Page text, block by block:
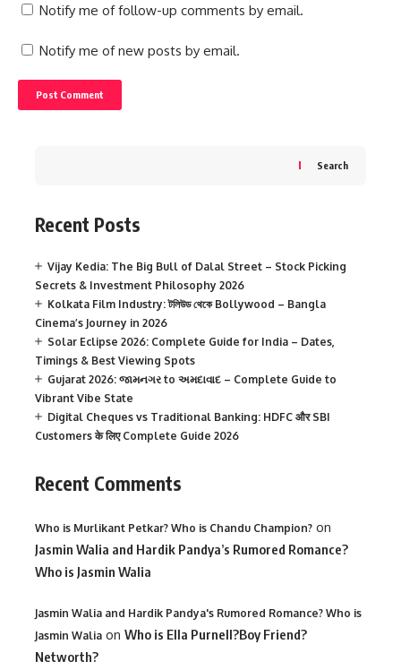
Notify me of follow-up comments by email.
Notify me of new posts by email.
Search
Recent Posts
Vijay Kedia: The Big Bull of Dalal Street – Stock Picking
Secrets & Investment Philosophy 2026
Kolkata Film Industry: টলিউড থেকে Bollywood – Bangla
Cinema’s Journey in 2026
Solar Eclipse 2026: Complete Guide for India – Dates,
Timings & Best Viewing Spots
Gujarat 2026: જામનગર to અમદાવાદ – Complete Guide to
Vibrant Vibe State
Digital Cheques vs Traditional Banking: HDFC और SBI
Customers के लिए Complete Guide 2026
Recent Comments
Who is Murlikant Petkar? Who is Chandu Champion? on
Jasmin Walia and Hardik Pandya’s Rumored Romance?
Who is Jasmin Walia
Jasmin Walia and Hardik Pandya's Rumored Romance? Who is
Jasmin Walia on Who is Ella Purnell?Boy Friend?
Networth?